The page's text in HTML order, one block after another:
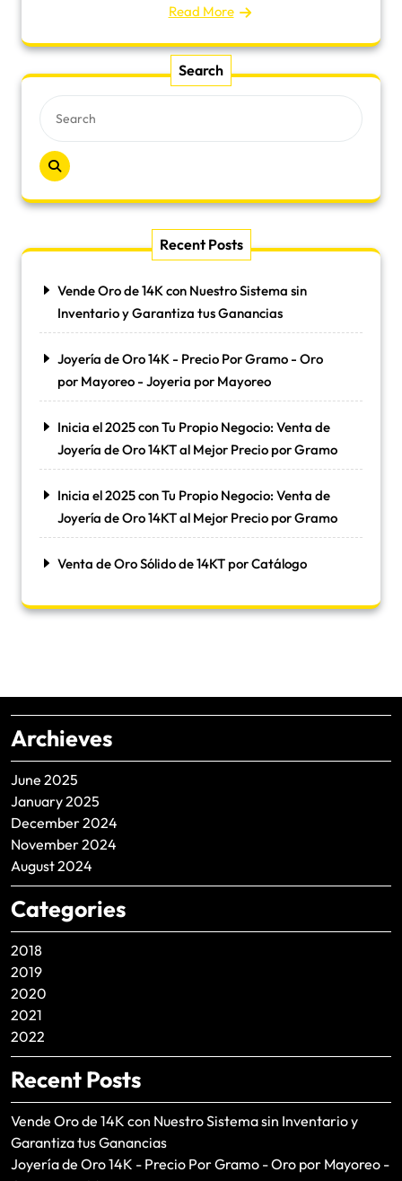
Read More
Search
Recent Posts
Vende Oro de 14K con Nuestro Sistema sin
Inventario y Garantiza tus Ganancias
Joyería de Oro 14K - Precio Por Gramo - Oro
por Mayoreo - Joyeria por Mayoreo
Inicia el 2025 con Tu Propio Negocio: Venta de
Joyería de Oro 14KT al Mejor Precio por Gramo
Inicia el 2025 con Tu Propio Negocio: Venta de
Joyería de Oro 14KT al Mejor Precio por Gramo
Venta de Oro Sólido de 14KT por Catálogo
Archieves
June 2025
January 2025
December 2024
November 2024
August 2024
Categories
2018
2019
2020
2021
2022
Recent Posts
Vende Oro de 14K con Nuestro Sistema sin Inventario y
Garantiza tus Ganancias
Joyería de Oro 14K - Precio Por Gramo - Oro por Mayoreo -